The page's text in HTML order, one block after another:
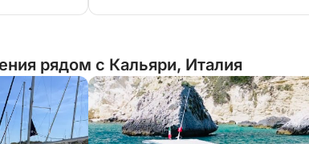
рядом с Кальяри, Италия